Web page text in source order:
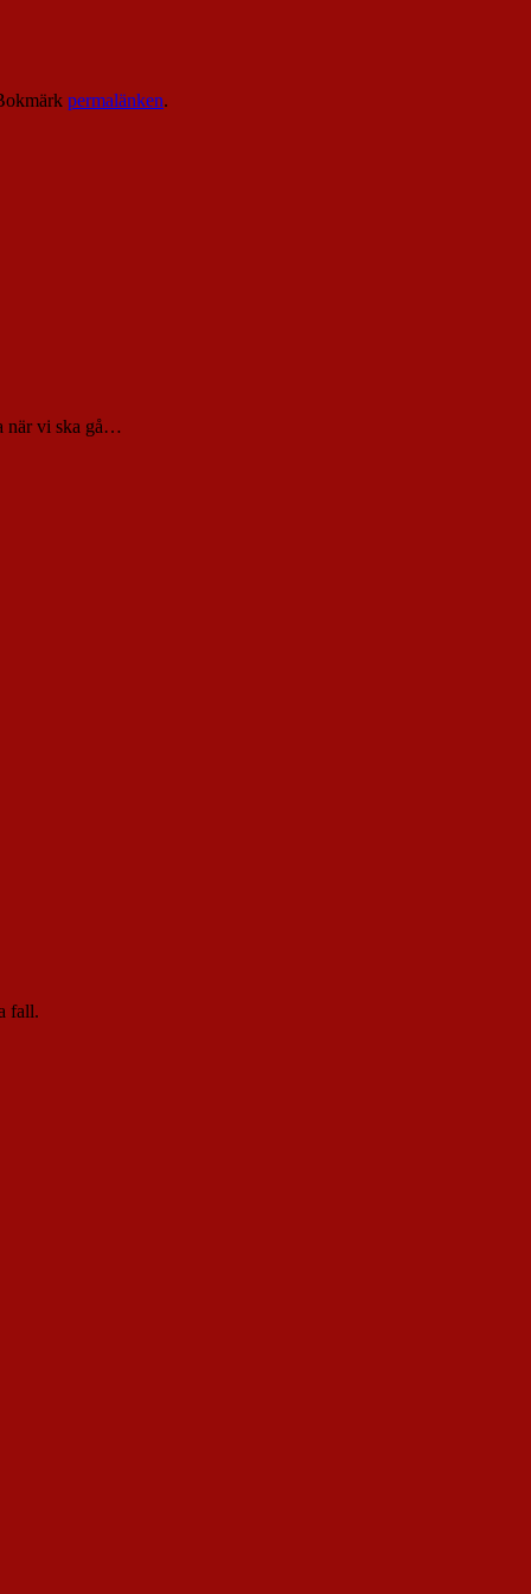
permalänken.
när vi ska gå…
fall.